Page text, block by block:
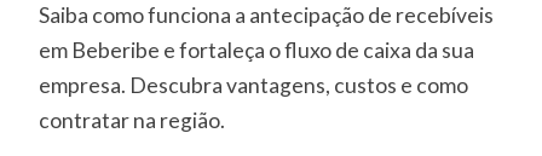
Saiba como funciona a antecipação de recebíveis
em Beberibe e fortaleça o fluxo de caixa da sua
empresa. Descubra vantagens, custos e como
contratar na região.